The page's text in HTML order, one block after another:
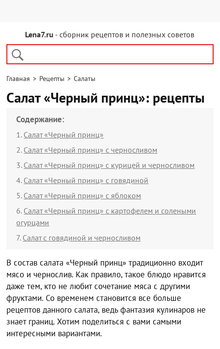
Lena7.ru - сборник рецептов и полезных советов
Главная > Рецепты >Салаты
Салат «Черный принц»: рецепты
Содержание:
Салат «Черный принц»
Салат «Черный принц» с черносливом
Салат «Черный принц» с курицей и черносливом
Салат «Черный принц» с говядиной
Салат «Черный принц» с яблоком
Салат «Черный принц» с картофелем и солеными
огурцами
Салат с говядиной и черносливом
В состав салата «Черный принц» традиционно входит
мясо и чернослив. Как правило, такое блюдо нравится
даже тем, кто не любит сочетание мяса с другими
фруктами. Со временем становится все больше
рецептов данного салата, ведь фантазия кулинаров не
знает границ. Хотим поделиться с вами самыми
интересными вариантами.